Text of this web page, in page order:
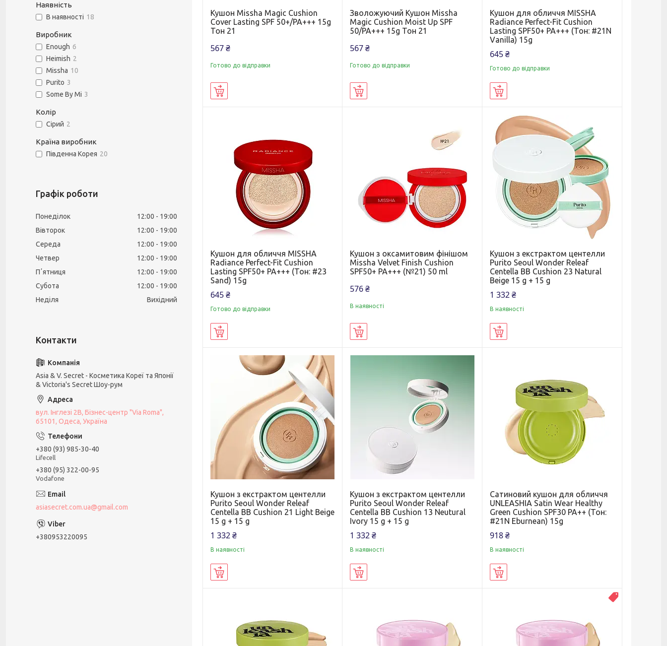
Кушон Missha Magic Cushion
Cover Lasting SPF 50+/PA+++ 15g
Тон 21
567 ₴
Готово до відправки
Зволожуючий Кушон Missha
Magic Cushion Moist Up SPF
50/PA+++ 15g Тон 21
567 ₴
Готово до відправки
Кушон для обличчя MISSHA
Radiance Perfect-Fit Cushion
Lasting SPF50+ PA+++ (Тон: #21N
Vanilla) 15g
645 ₴
Готово до відправки
Кушон для обличчя MISSHA
Radiance Perfect-Fit Cushion
Lasting SPF50+ PA+++ (Тон: #23
Sand) 15g
645 ₴
Готово до відправки
Кушон з оксамитовим фінішом
Missha Velvet Finish Cushion
SPF50+ PA+++ (№21) 50 ml
576 ₴
В наявності
Кушон з екстрактом центелли
Purito Seoul Wonder Releaf
Centella BB Cushion 23 Natural
Beige 15 g + 15 g
1 332 ₴
В наявності
Кушон з екстрактом центелли
Purito Seoul Wonder Releaf
Centella BB Cushion 21 Light Beige
15 g + 15 g
1 332 ₴
В наявності
Кушон з екстрактом центелли
Purito Seoul Wonder Releaf
Centella BB Cushion 13 Neutural
Ivory 15 g + 15 g
1 332 ₴
В наявності
Сатиновий кушон для обличчя
UNLEASHIA Satin Wear Healthy
Green Cushion SPF30 PA++ (Тон:
#21N Eburnean) 15g
918 ₴
В наявності
Наявність
В наявності 18
Виробник
Enough 6
Heimish 2
Missha 10
Purito 3
Some By Mi 3
Колір
Сірий 2
Країна виробник
Південна Корея 20
Графік роботи
Понеділок 12:00
19:00
Вівторок
12:00
19:00
Середа
12:00
19:00
Четвер
12:00
19:00
Пʼятниця
12:00
19:00
Субота
12:00
19:00
Неділя
Вихідний
Asia & V. Secret - Косметика Кореї та Японії
& Victoria's Secret Шоу-рум
вул. Інглезі 2В, Бізнес-центр "Via Roma",
65101, Одеса, Україна
+380 (93) 985-30-40
Lifecell
+380 (95) 322-00-95
Vodafone
asiasecret.com.ua@gmail.com
+380953220095